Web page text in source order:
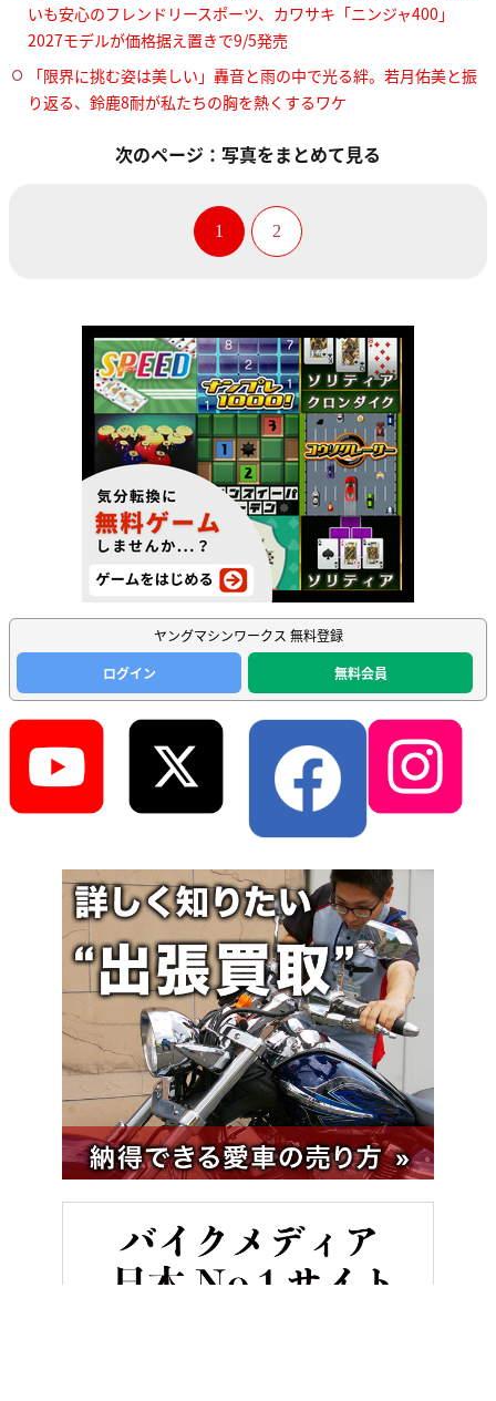
いも安心のフレンドリースポーツ、カワサキ「ニンジャ400」
2027モデルが価格据え置きで9/5発売
「限界に挑む姿は美しい」轟音と雨の中で光る絆。若月佑美と振
り返る、鈴鹿8耐が私たちの胸を熱くするワケ
次のページ：写真をまとめて見る
1 2
ヤングマシンワークス 無料登録
ログイン
無料会員